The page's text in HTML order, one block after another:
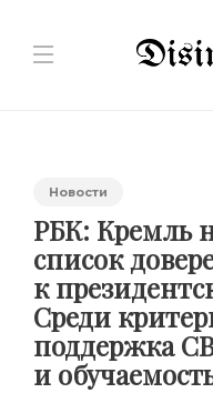
Новости
РБК: Кремль
список
к
Среди
поддержка
и